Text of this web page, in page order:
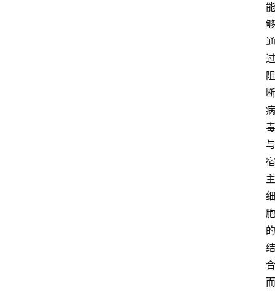
能
够
通
过
阻
断
病
毒
与
宿
主
细
胞
的
结
合
而